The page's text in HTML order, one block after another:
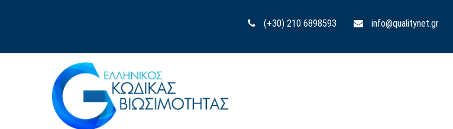
(+30) 210 6898593 info@qualitynet.gr